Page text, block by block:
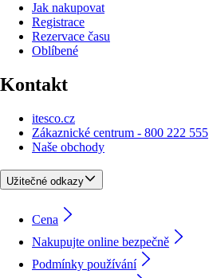
Jak nakupovat
Registrace
Rezervace času
Oblíbené
Kontakt
itesco.cz
Zákaznické centrum - 800 222 555
Naše obchody
Užitečné odkazy
Cena
Nakupujte online bezpečně
Podmínky používání